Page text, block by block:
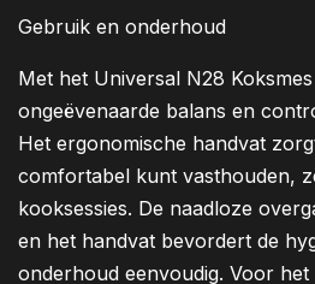
Gebruik en onderhoud
Met het Universal N28
ongeëvenaarde balans en
Het ergonomische handvat
comfortabel kunt vasthouden,
kooksessies. De naadloze
en het handvat bevordert de
onderhoud eenvoudig. Voor